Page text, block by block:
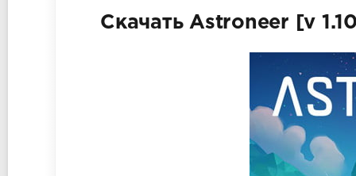
Скачать Astroneer [v